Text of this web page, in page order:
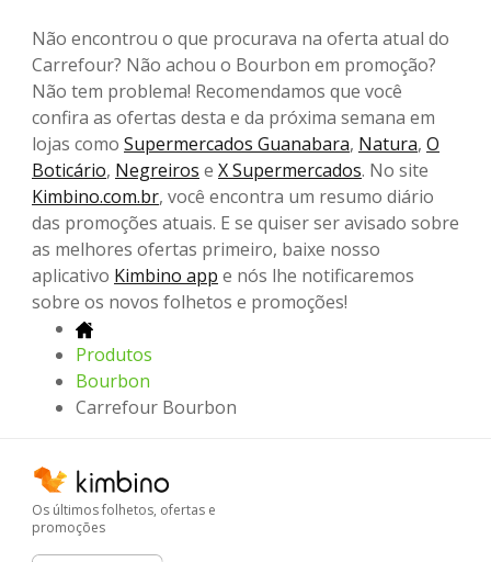
Não encontrou o que procurava na oferta atual do
Carrefour? Não achou o Bourbon em promoção?
Não tem problema! Recomendamos que você
confira as ofertas desta e da próxima semana em
lojas como Supermercados Guanabara, Natura, O
Boticário, Negreiros e X Supermercados. No site
Kimbino.com.br, você encontra um resumo diário
das promoções atuais. E se quiser ser avisado sobre
as melhores ofertas primeiro, baixe nosso
aplicativo Kimbino app e nós lhe notificaremos
sobre os novos folhetos e promoções!
Produtos
Bourbon
Carrefour Bourbon
Os últimos folhetos, ofertas e
promoções